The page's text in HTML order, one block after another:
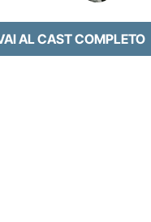
AL CAST COMPLETO